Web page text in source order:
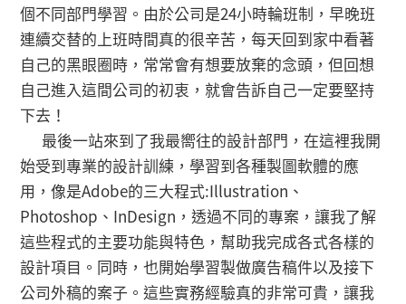
個不同部門學習。由於公司是24小時輪班制，早晚班
連續交替的上班時間真的很辛苦，每天回到家中看著
自己的黑眼圈時，常常會有想要放棄的念頭，但回想
自己進入這間公司的初衷，就會告訴自己一定要堅持
下去！
最後一站來到了我最嚮往的設計部門，在這裡我開
始受到專業的設計訓練，學習到各種製圖軟體的應
用，像是Adobe的三大程式:Illustration、
Photoshop、InDesign，透過不同的專案，讓我了解
這些程式的主要功能與特色，幫助我完成各式各樣的
設計項目。同時，也開始學習製做廣告稿件以及接下
公司外稿的案子。這些實務經驗真的非常可貴，讓我